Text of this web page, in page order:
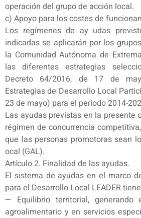
operación del grupo de acción local.
c) Apoyo para los costes de
Los regímenes de ay udas
indicadas se aplicarán por los
la Comunidad Autónoma de
las diferentes estrategias
Decreto 64/2016, de 17 de
Estrategias de Desarrollo Local
23 de mayo) para el periodo 2014-
Las ayudas previstas en la presente
régimen de concurrencia
que las personas promotoras sean
ocal (GAL).
Artículo 2. Finalidad de las ayudas.
El sistema de ayudas en el marco
para el Desarrollo Local LEADER
— Equilibrio territorial,
agroalimentario y en servicios